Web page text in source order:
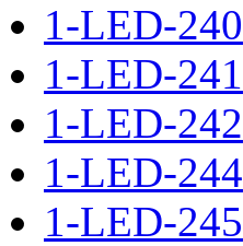
1-LED-240
1-LED-241
1-LED-242
1-LED-244
1-LED-245